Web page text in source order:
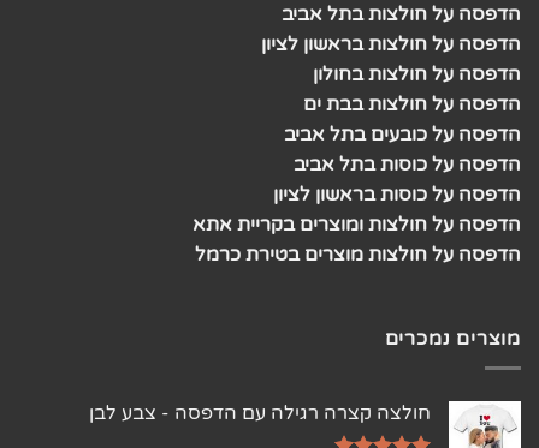
הדפסה על חולצות בתל אביב
הדפסה על חולצות בראשון לציון
הדפסה על חולצות בחולון
הדפסה על חולצות בבת ים
הדפסה על כובעים בתל אביב
הדפסה על כוסות בתל אביב
הדפסה על כוסות בראשון לציון
הדפסה על חולצות ומוצרים בקריית אתא
הדפסה על חולצות מוצרים בטירת כרמל
מוצרים נמכרים
חולצה קצרה רגילה עם הדפסה - צבע לבן